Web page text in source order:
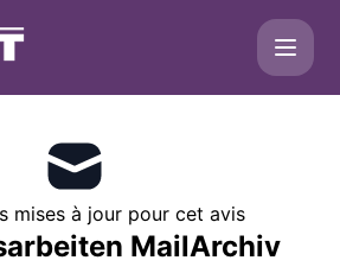
mises à jour pour cet avis
MailArchiv